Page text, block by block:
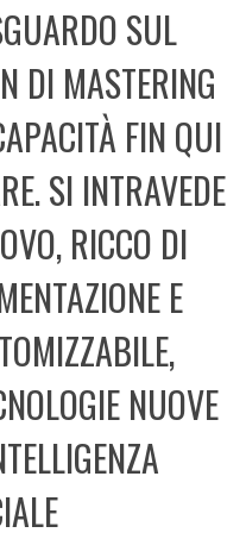
SUL
DI MASTERING
FIN QUI
SI INTRAVEDE
RICCO DI
E
NUOVE